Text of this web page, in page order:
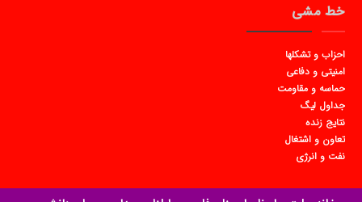
خط مشی
احزاب و تشکلها
امنیتی و دفاعی
حماسه و مقاومت
جداول لیگ
نتایج زنده
تعاون و اشتغال
نفت و انرژی